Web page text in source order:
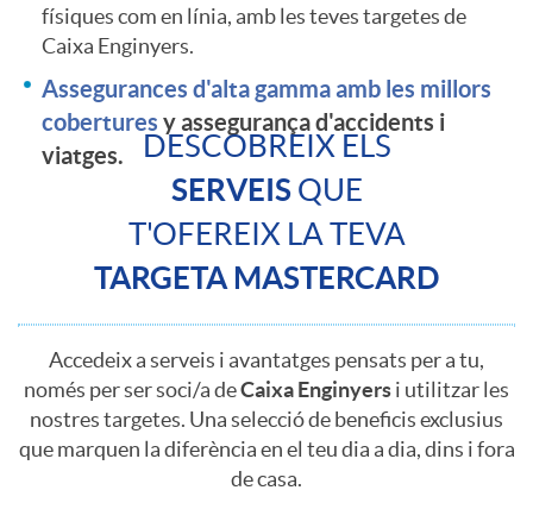
M
2
n
g
r
j
físiques com en línia, amb les teves targetes de
Caixa Enginyers.
Assegurances d'alta gamma amb les millors
cobertures y assegurança d'accidents i
viatges.
D
s
t
a
DESCOBREIX ELS
SERVEISQUE
T'OFEREIX LA TEVA
TARGETA MASTERCARD
Accedeix a serveis i avantatges pensats per a tu,
només per ser soci/a deCaixa Enginyersi utilitzar les
nostres targetes. Una selecció de beneficis exclusius
que marquen la diferència en el teu dia a dia, dins i fora
de casa.